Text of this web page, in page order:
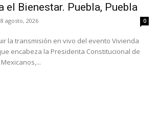
el Bienestar. Puebla, Puebla
8 agosto, 2026 0
la transmisión en vivo del evento Vivienda
encabeza la Presidenta Constitucional de